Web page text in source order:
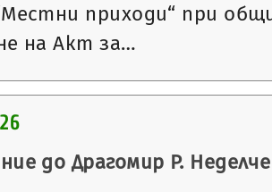
приходи“ при
на Акт за…
до Драгомир Р.